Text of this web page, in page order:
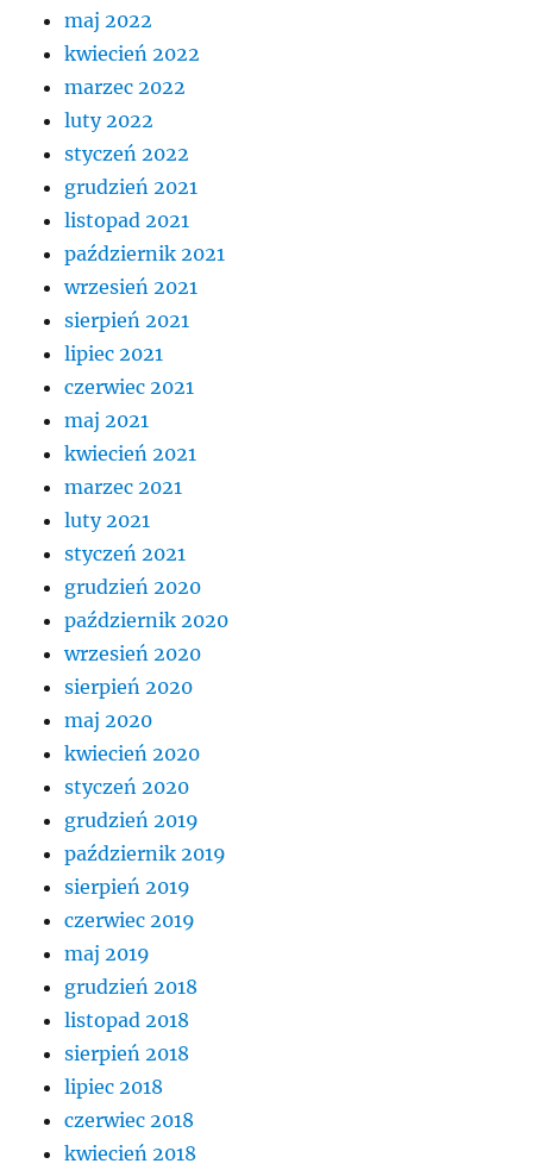
maj 2022
kwiecień 2022
marzec 2022
luty 2022
styczeń 2022
grudzień 2021
listopad 2021
październik 2021
wrzesień 2021
sierpień 2021
lipiec 2021
czerwiec 2021
maj 2021
kwiecień 2021
marzec 2021
luty 2021
styczeń 2021
grudzień 2020
październik 2020
wrzesień 2020
sierpień 2020
maj 2020
kwiecień 2020
styczeń 2020
grudzień 2019
październik 2019
sierpień 2019
czerwiec 2019
maj 2019
grudzień 2018
listopad 2018
sierpień 2018
lipiec 2018
czerwiec 2018
kwiecień 2018